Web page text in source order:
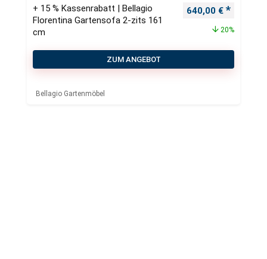
+ 15 % Kassenrabatt | Bellagio
Florentina Gartensofa 2-zits 161
cm
Ursprünglicher
640,00 €
20%
ZUM ANGEBOT
Bellagio Gartenmöbel